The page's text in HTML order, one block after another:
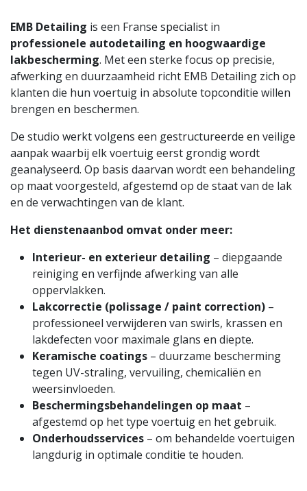
EMB Detailing is een Franse specialist in
professionele autodetailing en hoogwaardige
lakbescherming. Met een sterke focus op precisie,
afwerking en duurzaamheid richt EMB Detailing zich op
klanten die hun voertuig in absolute topconditie willen
brengen en beschermen.
De studio werkt volgens een gestructureerde en veilige
aanpak waarbij elk voertuig eerst grondig wordt
geanalyseerd. Op basis daarvan wordt een behandeling
op maat voorgesteld, afgestemd op de staat van de lak
en de verwachtingen van de klant.
Het dienstenaanbod omvat onder meer:
Interieur- en exterieur detailing – diepgaande
reiniging en verfijnde afwerking van alle
oppervlakken.
Lakcorrectie (polissage / paint correction) –
professioneel verwijderen van swirls, krassen en
lakdefecten voor maximale glans en diepte.
Keramische coatings – duurzame bescherming
tegen UV-straling, vervuiling, chemicaliën en
weersinvloeden.
Beschermingsbehandelingen op maat –
afgestemd op het type voertuig en het gebruik.
Onderhoudsservices – om behandelde voertuigen
langdurig in optimale conditie te houden.